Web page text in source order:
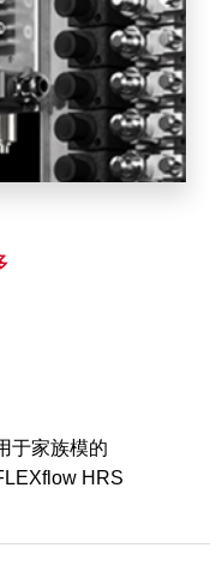
于家族模的
HRS